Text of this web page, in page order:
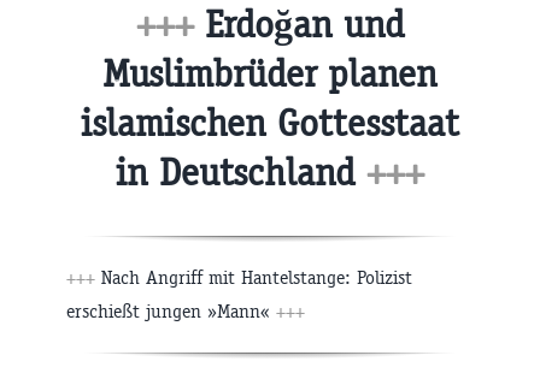
+++Erdoğan und
Muslimbrüder planen
islamischen Gottesstaat
in Deutschland +++
+++ Nach Angriff mit Hantelstange: Polizist
erschießt jungen »Mann« +++